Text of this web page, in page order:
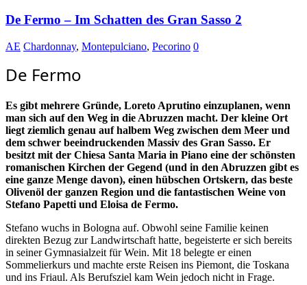
De Fermo – Im Schatten des Gran Sasso 2
AE Chardonnay, Montepulciano, Pecorino 0
De Fermo
Es gibt mehrere Gründe, Loreto Aprutino einzuplanen, wenn
man sich auf den Weg in die Abruzzen macht. Der kleine Ort
liegt ziemlich genau auf halbem Weg zwischen dem Meer und
dem schwer beeindruckenden Massiv des Gran Sasso. Er
besitzt mit der Chiesa Santa Maria in Piano eine der schönsten
romanischen Kirchen der Gegend (und in den Abruzzen gibt es
eine ganze Menge davon), einen hübschen Ortskern, das beste
Olivenöl der ganzen Region und die fantastischen Weine von
Stefano Papetti und Eloisa de Fermo.
Stefano wuchs in Bologna auf. Obwohl seine Familie keinen
direkten Bezug zur Landwirtschaft hatte, begeisterte er sich bereits
in seiner Gymnasialzeit für Wein. Mit 18 belegte er einen
Sommelierkurs und machte erste Reisen ins Piemont, die Toskana
und ins Friaul. Als Berufsziel kam Wein jedoch nicht in Frage.